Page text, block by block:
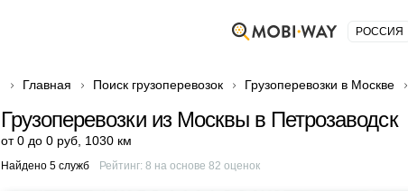
РОССИЯ
Главная Поиск грузоперевозок Грузоперевозки в Москве
Грузоперевозки из Москвы в Петрозаводск
от 0 до 0 руб 1030 км
Найдено 5 служб Рейтинг: 8 на основе 82 оценок